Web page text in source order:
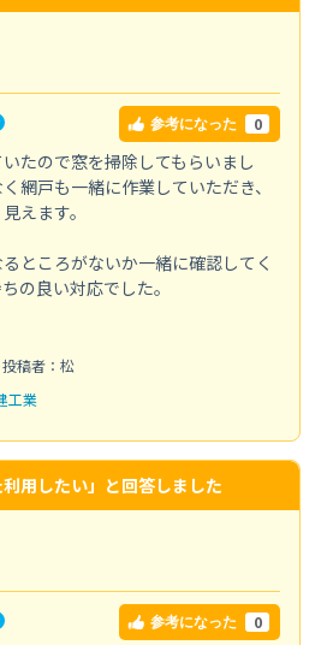
参考になった 0
たので窓を掃除してもらいまし
網戸も一緒に作業していただき、
えます。
ところがないか一緒に確認してく
の良い対応でした。
投稿者：松
工業
利用したい」と回答しました
参考になった 0